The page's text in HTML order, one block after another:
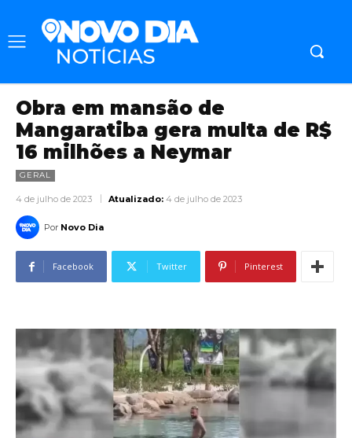
Obra em mansão de
Mangaratiba gera multa de R$
16 milhões a Neymar
GERAL
4 de julho de 2023 Atualizado: 4 de julho de 2023
Por Novo Dia
Facebook Twitter Pinterest